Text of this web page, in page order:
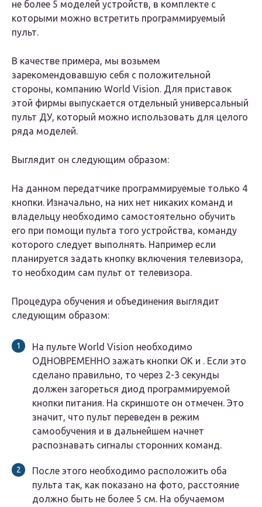
не более 5 моделей устройств, в комплекте с
которыми можно встретить программируемый
пульт.
В качестве примера, мы возьмем
зарекомендовавшую себя с положительной
стороны, компанию World Vision. Для приставок
этой фирмы выпускается отдельный универсальный
пульт ДУ, который можно использовать для целого
ряда моделей.
Выглядит он следующим образом:
На данном передатчике программируемые только 4
кнопки. Изначально, на них нет никаких команд и
владельцу необходимо самостоятельно обучить
его при помощи пульта того устройства, команду
которого следует выполнять. Например если
планируется задать кнопку включения телевизора,
то необходим сам пульт от телевизора.
Процедура обучения и объединения выглядит
следующим образом:
На пульте World Vision необходимо
ОДНОВРЕМЕННО зажать кнопки ОК и . Если это
сделано правильно, то через 2-3 секунды
должен загореться диод программируемой
кнопки питания. На скриншоте он отмечен. Это
значит, что пульт переведен в режим
самообучения и в дальнейшем начнет
распознавать сигналы сторонних команд.
После этого необходимо расположить оба
пульта так, как показано на фото, расстояние
должно быть не более 5 см. На обучаемом